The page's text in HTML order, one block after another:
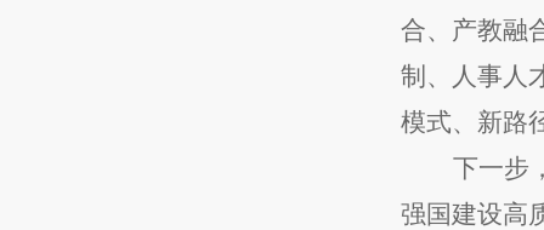
合、产教融
制、人事人
模式、新路
下一步
强国建设高